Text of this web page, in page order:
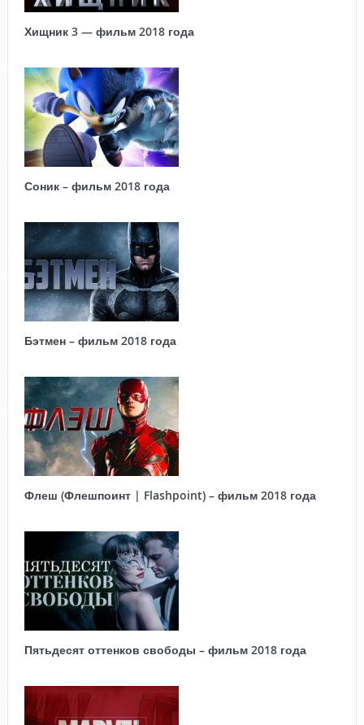
Хищник 3 — фильм 2018 года
Соник – фильм 2018 года
Бэтмен – фильм 2018 года
Флеш (Флешпоинт | Flashpoint) – фильм 2018 года
Пятьдесят оттенков свободы – фильм 2018 года